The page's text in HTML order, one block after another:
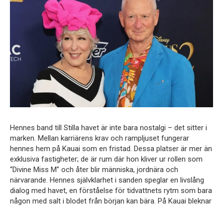
Hennes band till Stilla havet är inte bara nostalgi – det sitter i
marken. Mellan karriärens krav och rampljuset fungerar
hennes hem på Kauai som en fristad. Dessa platser är mer än
exklusiva fastigheter; de är rum där hon kliver ur rollen som
“Divine Miss M” och åter blir människa, jordnära och
närvarande. Hennes självklarhet i sanden speglar en livslång
dialog med havet, en förståelse för tidvattnets rytm som bara
någon med salt i blodet från början kan bära. På Kauai bleknar